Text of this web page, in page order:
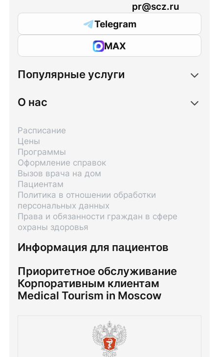
pr@scz.ru
Telegram
MAX
Популярные услуги
О нас
Информация для пациентов
Расписание
Цены
Программы
Оформление справок
Вызов врача на дом
Пациентам
Политика в отношении обработки
персональных данных
Права и обязанности граждан в сфере
охраны здоровья
Приоритетное обслуживание
Корпоративным клиентам
Medical Tourism in Moscow